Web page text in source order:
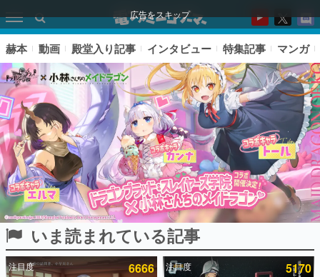
広告をスキップ
ピックアップ
赫本 動画 殿堂入り記事 インタビュー 特集記事 マンガ
いま読まれている記事
注目度 6666 注目度 5170